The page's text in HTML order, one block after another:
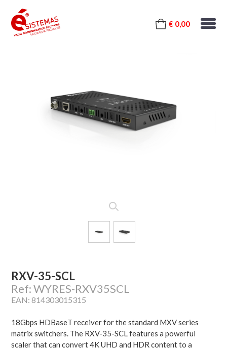
€ 0,00
RXV-35-SCL
Ref: WYRES-RXV35SCL
EAN: 814303015315
18Gbps HDBaseT receiver for the standard MXV series
matrix switchers. The RXV-35-SCL features a powerful
scaler that can convert 4K UHD and HDR content to a